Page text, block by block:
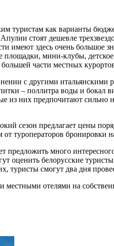
туристам как варианты
стоят дешевле
имеют здесь очень большое
площадки, мини-клубы,
части местных
с другими итальянскими
– поллитра воды и бокал
из них предпочитают
сезон предлагает цены
туроператоров бронировки
много
оценить белорусские
туристы смогут два дня
отелями на